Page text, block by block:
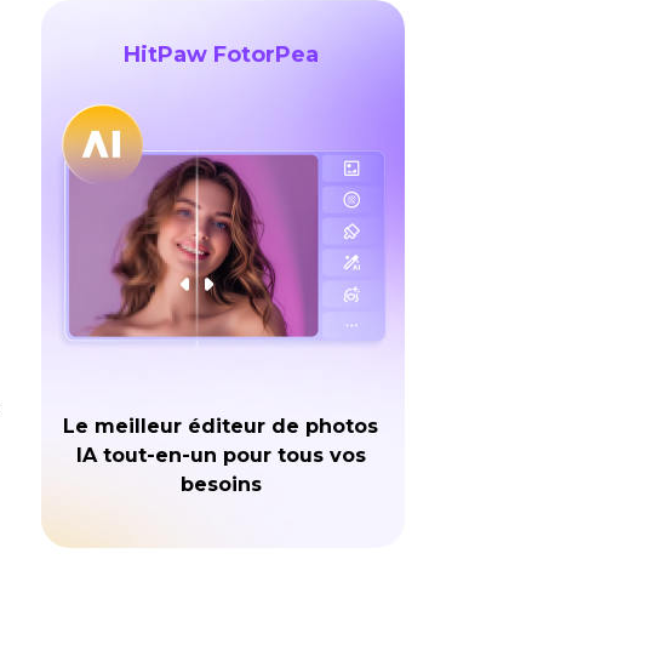
HitPaw FotorPea
Le meilleur éditeur de photos
IA tout-en-un pour tous vos
besoins